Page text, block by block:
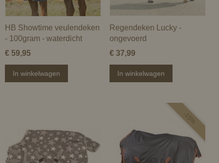
HB Showtime veulendeken
- 100gram - waterdicht
€ 59,95
In winkelwagen
Regendeken Lucky -
ongevoerd
€ 37,99
In winkelwagen
-15%